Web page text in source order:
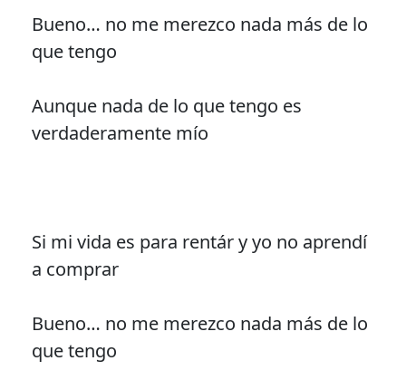
Bueno… no me merezco nada más de lo
que tengo
Aunque nada de lo que tengo es
verdaderamente mío
Si mi vida es para rentár y yo no aprendí
a comprar
Bueno… no me merezco nada más de lo
que tengo